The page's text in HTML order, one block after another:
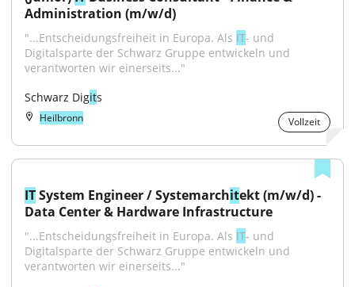
Administration (m/w/d)
"...Entscheidungsfreiheit in Europa. Als IT- und
Digitalsparte der Schwarz Gruppe entwickeln und
verantworten wir einerseits..."
Schwarz Digits
Heilbronn Vollzeit
IT System Engineer / Systemarchitekt (m/w/d) -
Data Center & Hardware Infrastructure
"...Entscheidungsfreiheit in Europa. Als IT- und
Digitalsparte der Schwarz Gruppe entwickeln und
verantworten wir einerseits..."